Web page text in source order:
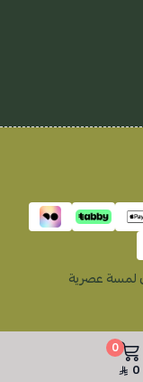
لمسة عصرية
0
0